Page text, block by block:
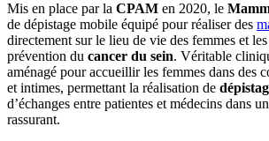
Mis en place par la CPAM en 2020, le
de dépistage mobile équipé pour réaliser des
directement sur le lieu de vie des femmes et
prévention du cancer du sein. Véritable
aménagé pour accueillir les femmes dans des
et intimes, permettant la réalisation de
d’échanges entre patientes et médecins dans
rassurant.